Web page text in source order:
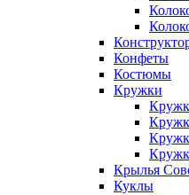
Конфеты
Костюмы
Кружки
Крылья
Куклы